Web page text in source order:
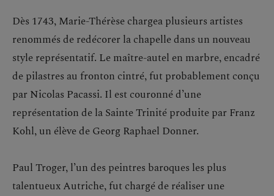
Dès 1743, Marie-Thérèse chargea plusieurs artistes
renommés de redécorer la chapelle dans un nouveau
style représentatif. Le maître-autel en marbre, encadré
de pilastres au fronton cintré, fut probablement conçu
par Nicolas Pacassi. Il est couronné d’une
représentation de la Sainte Trinité produite par Franz
Kohl, un élève de Georg Raphael Donner.
Paul Troger, l’un des peintres baroques les plus
talentueux Autriche, fut chargé de réaliser une